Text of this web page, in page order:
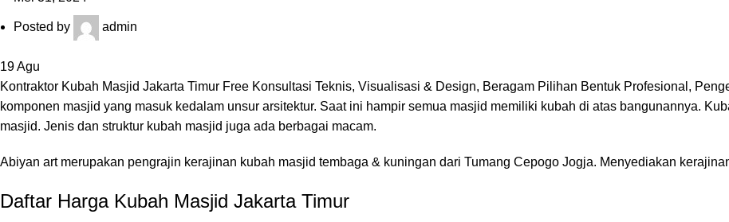
Posted by admin
19Agu
Kontraktor Kubah Masjid Jakarta Timur Free Konsultasi Teknis, Visualisasi & Design, Beragam Pilihan Bentuk Profesional,
komponen masjid yang masuk kedalam unsur arsitektur. Saat ini hampir semua masjid memiliki kubah di atas bangunannya.
masjid. Jenis dan struktur kubah masjid juga ada berbagai macam.
Abiyan art merupakan pengrajin kerajinan kubah masjid tembaga & kuningan dari Tumang Cepogo Jogja. Menyediakan
Daftar Harga Kubah Masjid Jakarta Timur